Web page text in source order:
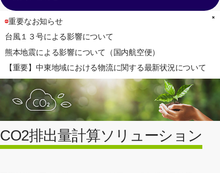
重要なお知らせ
台風１３号による影響について
熊本地震による影響について（国内航空便）
【重要】中東地域における物流に関する最新状況について
CO2排出量計算ソリューション